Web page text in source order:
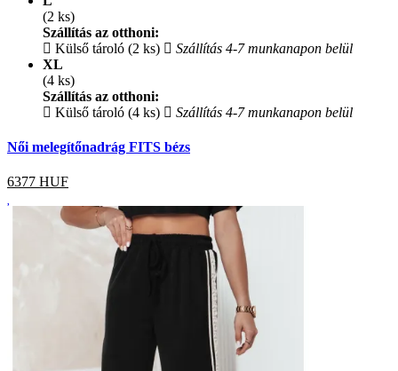
(2 ks)
Szállítás az otthoni:
Külső tároló (2 ks)
Szállítás 4-7 munkanapon belül
XL
(4 ks)
Szállítás az otthoni:
Külső tároló (4 ks)
Szállítás 4-7 munkanapon belül
Női melegítőnadrág FITS bézs
6377 HUF